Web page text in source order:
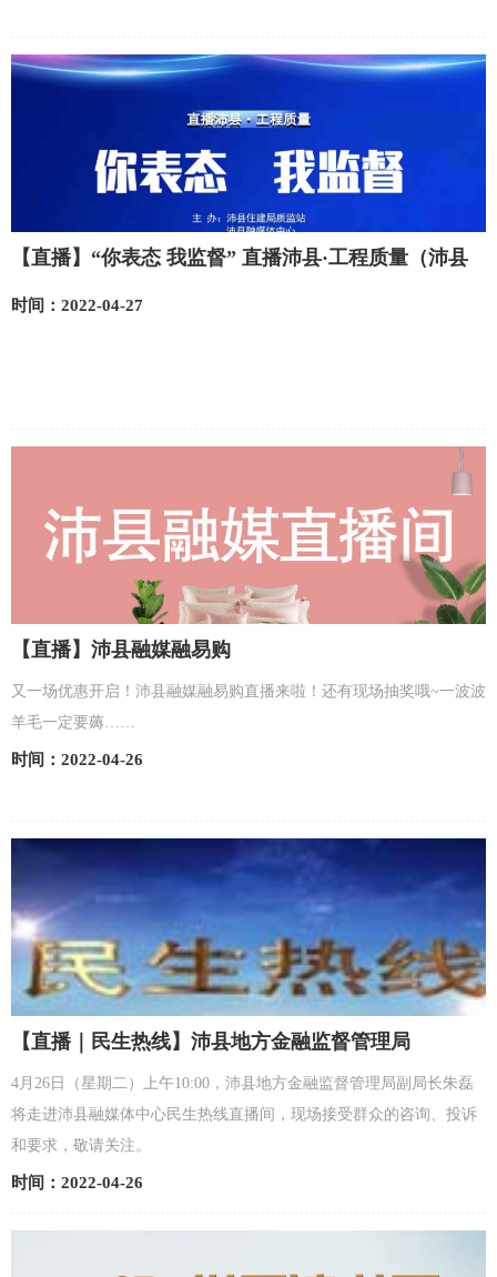
【直播】“你表态 我监督” 直播沛县·工程质量（沛县
时间：2022-04-27
【直播】沛县融媒融易购
又一场优惠开启！沛县融媒融易购直播来啦！还有现场抽奖哦~一波波
羊毛一定要薅……
时间：2022-04-26
【直播｜民生热线】沛县地方金融监督管理局
4月26日（星期二）上午10:00，沛县地方金融监督管理局副局长朱磊
将走进沛县融媒体中心民生热线直播间，现场接受群众的咨询、投诉
和要求，敬请关注。
时间：2022-04-26